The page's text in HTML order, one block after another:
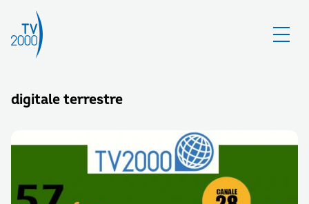
digitale terrestre